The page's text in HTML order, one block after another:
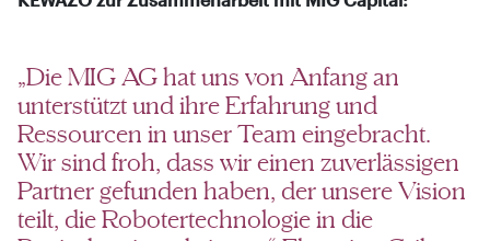
„Die MIG AG hat uns von Anfang an
unterstützt und ihre Erfahrung und
Ressourcen in unser Team eingebracht.
Wir sind froh, dass wir einen zuverlässigen
Partner gefunden haben, der unsere Vision
teilt, die Robotertechnologie in die